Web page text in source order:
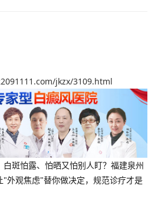
jkzx/3109.html
白斑怕露、怕晒又怕别人盯？福建泉州
"外观焦虑"替你做决定，规范诊疗才是